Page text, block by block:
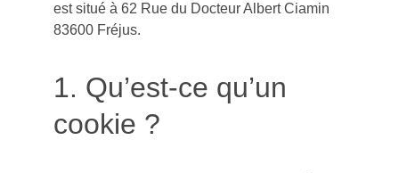
est situé à 62 Rue du Docteur Albert Ciamin
83600 Fréjus.
1. Qu’est-ce qu’un
cookie ?